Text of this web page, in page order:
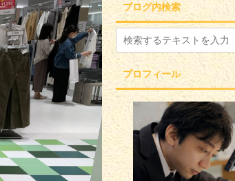
ブログ内検索
プロフィール